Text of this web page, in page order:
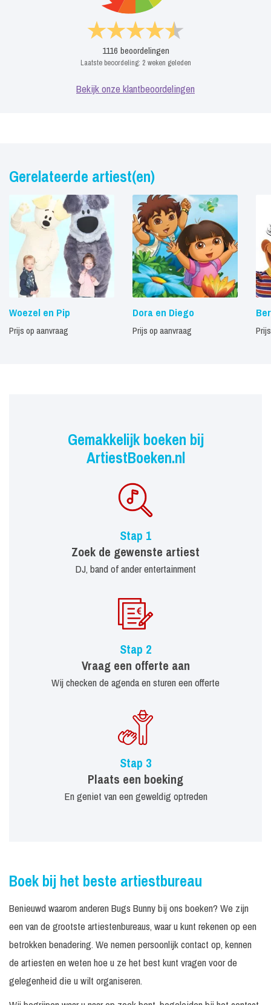
1116 beoordelingen
Laatste beoordeling: 2 weken geleden
Bekijk onze klantbeoordelingen
Gerelateerde artiest(en)
Woezel en Pip
Prijs op aanvraag
Dora en Diego
Prijs op aanvraag
Gemakkelijk boeken bij
ArtiestBoeken.nl
Stap 1
Zoek de gewenste artiest
DJ, band of ander entertainment
Stap 2
Vraag een offerte aan
Wij checken de agenda en sturen een offerte
Stap 3
Plaats een boeking
En geniet van een geweldig optreden
Boek bij het beste artiestbureau
Benieuwd waarom anderen Bugs Bunny bij ons boeken? We zijn
een van de grootste artiestenbureaus, waar u kunt rekenen op een
betrokken benadering. We nemen persoonlijk contact op, kennen
de artiesten en weten hoe u ze het best kunt vragen voor de
gelegenheid die u wilt organiseren.